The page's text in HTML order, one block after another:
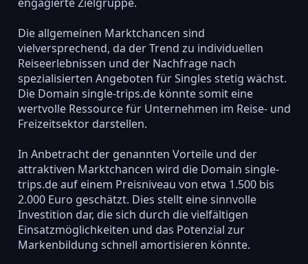
Die allgemeinen Marktchancen sind
vielversprechend, da der Trend zu individuellen
Reiseerlebnissen und der Nachfrage nach
spezialisierten Angeboten für Singles stetig wächst.
Die Domain single-trips.de könnte somit eine
wertvolle Ressource für Unternehmen im Reise- und
Freizeitsektor darstellen.
In Anbetracht der genannten Vorteile und der
attraktiven Marktchancen wird die Domain single-
trips.de auf einem Preisniveau von etwa 1.500 bis
2.000 Euro geschätzt. Dies stellt eine sinnvolle
Investition dar, die sich durch die vielfältigen
Einsatzmöglichkeiten und das Potenzial zur
Markenbildung schnell amortisieren könnte.